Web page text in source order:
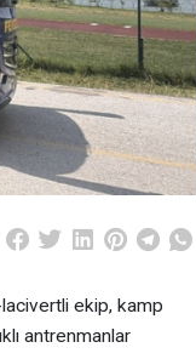
lacivertli ekip, kamp
antrenmanlar